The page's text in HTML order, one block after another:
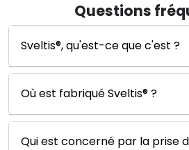
Questions
Sveltis®, qu'est-ce que c'est ?
Où est fabriqué Sveltis® ?
Qui est concerné par la prise